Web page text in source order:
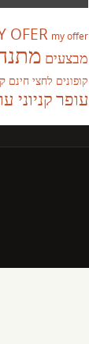
OFER my offer
מבצעים
קופונים לחצי חינם
עופרקניוני